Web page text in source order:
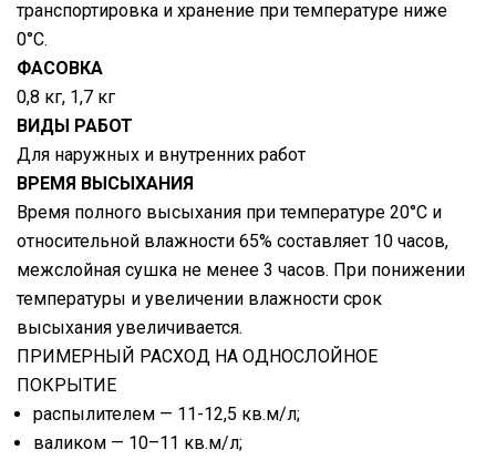
транспортировка и хранение при температуре ниже
0°С.
ФАСОВКА
0,8 кг, 1,7 кг
ВИДЫ РАБОТ
Для наружных и внутренних работ
ВРЕМЯ ВЫСЫХАНИЯ
Время полного высыхания при температуре 20°С и
относительной влажности 65% составляет 10 часов,
межслойная сушка не менее 3 часов. При понижении
температуры и увеличении влажности срок
высыхания увеличивается.
ПРИМЕРНЫЙ РАСХОД НА ОДНОСЛОЙНОЕ
ПОКРЫТИЕ
распылителем — 11-12,5 кв.м/л;
валиком — 10–11 кв.м/л;